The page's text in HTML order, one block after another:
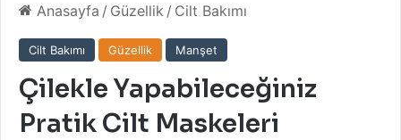
Anasayfa / Güzellik / Cilt Bakımı
Cilt Bakımı Güzellik Manşet
Çilekle Yapabileceğiniz
Pratik Cilt Maskeleri